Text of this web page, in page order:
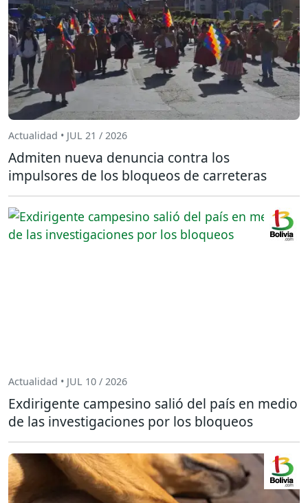
Actualidad • JUL 21 / 2026
Admiten nueva denuncia contra los
impulsores de los bloqueos de carreteras
Actualidad • JUL 10 / 2026
Exdirigente campesino salió del país en medio
de las investigaciones por los bloqueos